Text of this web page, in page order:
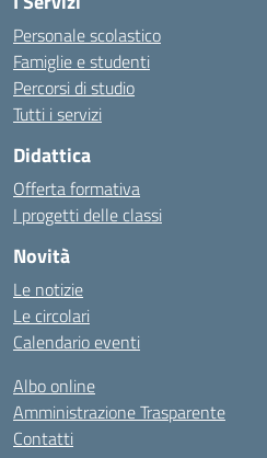
Personale scolastico
Famiglie e studenti
Percorsi di studio
Tutti i servizi
Didattica
Offerta formativa
I progetti delle classi
Novità
Le notizie
Le circolari
Calendario eventi
Albo online
Amministrazione Trasparente
Contatti